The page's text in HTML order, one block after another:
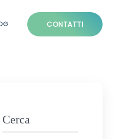
CONTATTI
Cerca